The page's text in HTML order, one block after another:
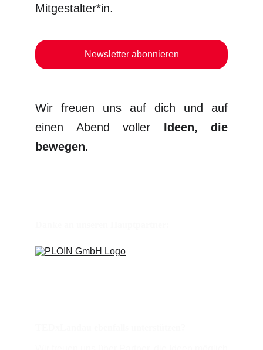
Mitgestalter*in.
Newsletter abonnieren
Wir freuen uns auf dich und auf
einen Abend voller Ideen, die
bewegen.